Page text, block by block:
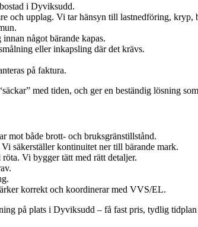
i Dyviksudd.
upplag. Vi tar hänsyn till lastnedföring, kryp,
något bärande kapas.
eller inkapsling där det krävs.
på faktura.
med tiden, och ger en beständig lösning
mot både brott- och bruksgränstillstånd.
säkerställer kontinuitet ner till bärande mark.
Vi bygger tätt med rätt detaljer.
korrekt och koordinerar med VVS/EL.
på plats i Dyviksudd – få fast pris, tydlig